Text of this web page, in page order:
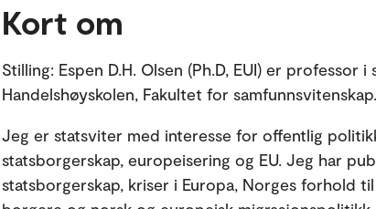
Kort om
Stilling: Espen D.H. Olsen (Ph.D, EUI) er professor i
Handelshøyskolen, Fakultet for samfunnsvitenskap.
Jeg er statsviter med interesse for offentlig
statsborgerskap, europeisering og EU. Jeg har
statsborgerskap, kriser i Europa, Norges forhold